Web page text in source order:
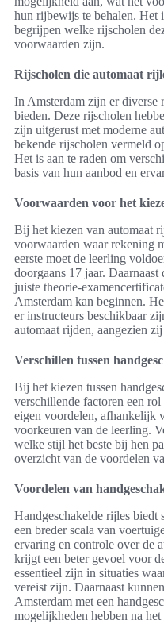
hun rijbewijs te behalen. Het
begrijpen welke rijscholen
voorwaarden zijn.
Rijscholen die automaat
In Amsterdam zijn er diverse
bieden. Deze rijscholen
zijn uitgerust met moderne
bekende rijscholen vermeld
Het is aan te raden om
basis van hun aanbod en
Voorwaarden voor het
Bij het kiezen van automaat
voorwaarden waar rekening
eerste moet de leerling
doorgaans 17 jaar.
juiste theorie-
Amsterdam kan beginnen.
er instructeurs beschikbaar
automaat rijden, aangezien
Verschillen tussen
Bij het kiezen tussen
verschillende factoren een
eigen voordelen, afhankelijk
voorkeuren van de leerling.
welke stijl het beste bij hen
overzicht van de voordelen
Voordelen van
Handgeschakelde rijles biedt
een breder scala van
ervaring en controle over de
krijgt een beter gevoel voor
essentieel zijn in situaties
vereist zijn. Daarnaast
Amsterdam met een
mogelijkheden hebben na